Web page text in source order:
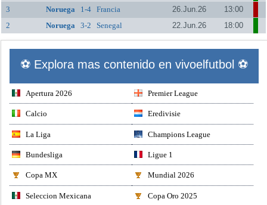
3
Noruega 1-4 Francia 26.Jun.26
13:00
2
Noruega 3-2 Senegal 22.Jun.26 18:00
⚽ Explora mas contenido en vivoelfutbol ⚽
Apertura 2026 Premier League
Calcio Eredivisie
La Liga Champions League
Bundesliga Ligue 1
Copa MX Mundial 2026
Seleccion Mexicana Copa Oro 2025